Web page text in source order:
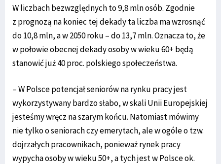
W liczbach bezwzględnych to 9,8 mln osób. Zgodnie
z prognozą na koniec tej dekady ta liczba ma wzrosnąć
do 10,8 mln, a w 2050 roku – do 13,7 mln. Oznacza to, że
w połowie obecnej dekady osoby w wieku 60+ będą
stanowić już 40 proc. polskiego społeczeństwa.
– W Polsce potencjał seniorów na rynku pracy jest
wykorzystywany bardzo słabo, w skali Unii Europejskiej
jesteśmy wręcz na szarym końcu. Natomiast mówimy
nie tylko o seniorach czy emerytach, ale w ogóle o tzw.
dojrzałych pracownikach, ponieważ rynek pracy
wypycha osoby w wieku 50+, a tych jest w Polsce ok.